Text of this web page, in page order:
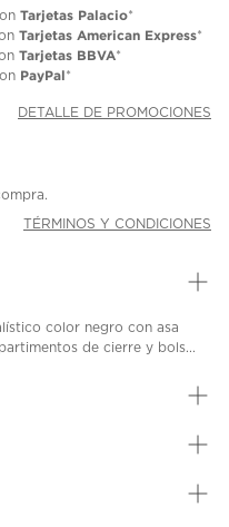
Tarjetas Palacio*
Tarjetas American Express*
Tarjetas BBVA*
PayPal*
DETALLE DE PROMOCIONES
TÉRMINOS Y CONDICIONES
color negro con asa
de cierre y bols...